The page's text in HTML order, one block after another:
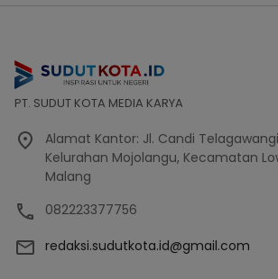
PT. SUDUT KOTA MEDIA KARYA
Alamat Kantor: Jl. Candi
Kelurahan Mojolangu, Kecamatan
Malang
082223377756
redaksi.sudutkota.id@gmail.com